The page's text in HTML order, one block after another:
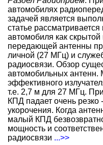
автомобилях
задачей является
статье
автомобиля как
передающей антенны
личной (27 МГц) и
радиосвязи. Обзор
автомобильных
эффективного
т.е. 2,7 м для 27 МГц.
КПД падает очень резко
укорочения. Когда
малый КПД
мощность и
радиосвязи ...>>